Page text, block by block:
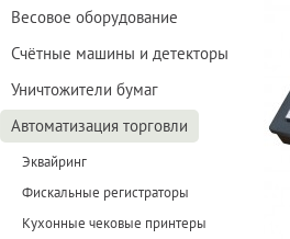
Весовое оборудование
Счётные машины и детекторы
Уничтожители бумаг
Автоматизация торговли
Эквайринг
Фискальные регистраторы
Кухонные чековые принтеры